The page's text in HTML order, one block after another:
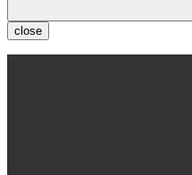
close